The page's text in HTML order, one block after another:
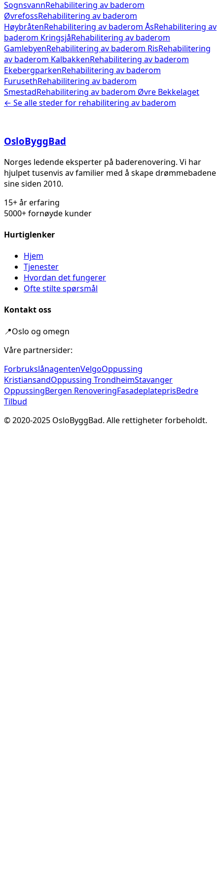
SognsvannRehabilitering av baderom
ØvrefossRehabilitering av baderom
HøybråtenRehabilitering av baderom ÅsRehabilitering av
baderom KringsjåRehabilitering av baderom
GamlebyenRehabilitering av baderom RisRehabilitering
av baderom KalbakkenRehabilitering av baderom
EkebergparkenRehabilitering av baderom
FurusethRehabilitering av baderom
SmestadRehabilitering av baderom Øvre Bekkelaget
← Se alle steder for rehabilitering av baderom
OsloByggBad
Norges ledende eksperter på baderenovering. Vi har
hjulpet tusenvis av familier med å skape drømmebadene
sine siden 2010.
15+ år erfaring
5000+ fornøyde kunder
Hurtiglenker
Hjem
Tjenester
Hvordan det fungerer
Ofte stilte spørsmål
Kontakt oss
📍Oslo og omegn
Våre partnersider:
ForbrukslånagentenVelgoOppussing
KristiansandOppussing TrondheimStavanger
OppussingBergen RenoveringFasadeplateprisBedre
Tilbud
© 2020-2025 OsloByggBad. Alle rettigheter forbeholdt.